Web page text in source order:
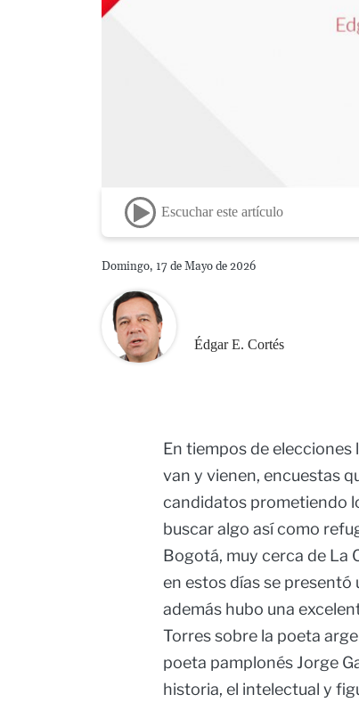
Escuchar este artículo
Domingo, 17 de Mayo de 2026
Édgar E. Cortés
En tiempos de
van y vienen, encuestas
candidatos prometiendo
buscar algo así como
Bogotá, muy cerca de La
en estos días se
además hubo una
Torres sobre la poeta
poeta pamplonés Jorge
historia, el intelectual y